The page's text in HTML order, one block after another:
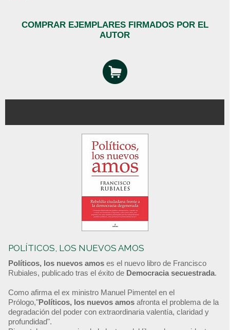
COMPRAR EJEMPLARES FIRMADOS POR EL
AUTOR
POLÍTICOS, LOS NUEVOS AMOS
Políticos, los nuevos amos es el nuevo libro de Francisco
Rubiales, publicado tras el éxito de Democracia secuestrada.
Como afirma el ex ministro Manuel Pimentel en el
Prólogo,"Políticos, los nuevos amos afronta el problema de la
degradación del poder con extraordinaria valentía, claridad y
profundidad".